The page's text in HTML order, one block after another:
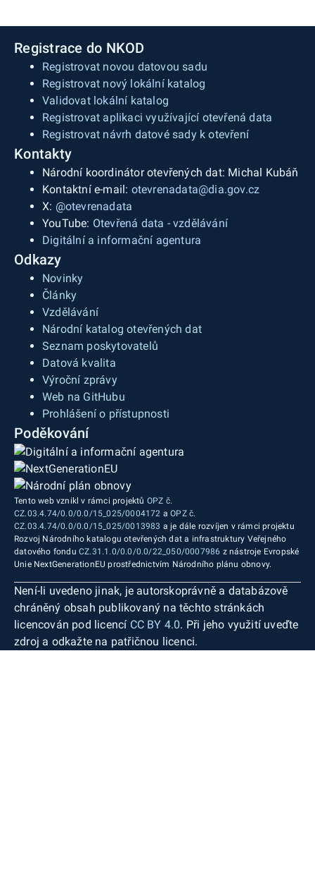
Registrace do NKOD
Registrovat novou datovou sadu
Registrovat nový lokální katalog
Validovat lokální katalog
Registrovat aplikaci využívající otevřená data
Registrovat návrh datové sady k otevření
Kontakty
Národní koordinátor otevřených dat: Michal Kubáň
Kontaktní e-mail: otevrenadata@dia.gov.cz
X: @otevrenadata
YouTube: Otevřená data - vzdělávání
Digitální a informační agentura
Odkazy
Novinky
Články
Vzdělávání
Národní katalog otevřených dat
Seznam poskytovatelů
Datová kvalita
Výroční zprávy
Web na GitHubu
Prohlášení o přístupnosti
Poděkování
Tento web vznikl v rámci projektů OPZ č.
CZ.03.4.74/0.0/0.0/15_025/0004172 aOPZ č.
CZ.03.4.74/0.0/0.0/15_025/0013983 a je dále rozvíjen v rámci projektu
Rozvoj Národního katalogu otevřených dat a infrastruktury Veřejného
datového fondu CZ.31.1.0/0.0/0.0/22_050/0007986 z nástroje Evropské
Unie NextGenerationEU prostřednictvím Národního plánu obnovy.
Není-li uvedeno jinak, je autorskoprávně a databázově
chráněný obsah publikovaný na těchto stránkách
licencován pod licencí CC BY 4.0. Při jeho využití uveďte
zdroj a odkažte na patřičnou licenci.